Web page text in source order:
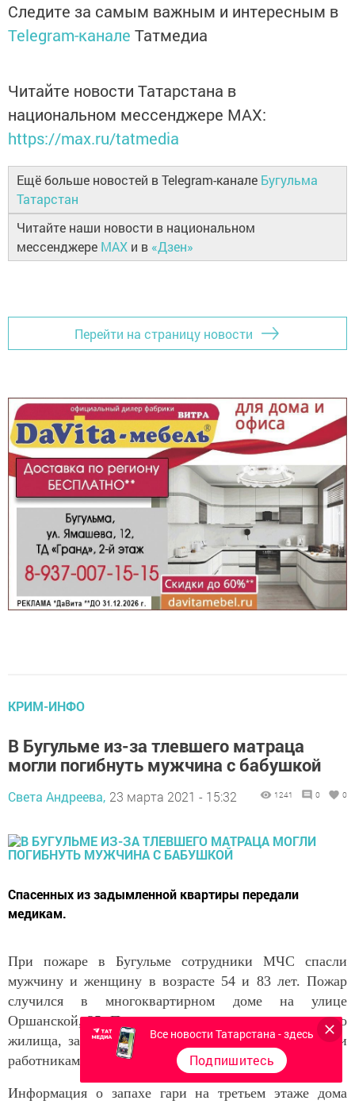
Следите за самым важным и интересным в
Telegram-канале Татмедиа
Читайте новости Татарстана в
национальном мессенджере MАХ:
https://max.ru/tatmedia
Ещё больше новостей в Telegram-канале Бугульма
Татарстан
Читайте наши новости в национальном
мессенджере MAX и в «Дзен»
Перейти на страницу новости
КРИМ-ИНФО
В Бугульме из-за тлевшего матраца
могли погибнуть мужчина с бабушкой
Света Андреева, 23 марта 2021 - 15:32 1241 0 0
Спасенных из задымленной квартиры передали
медикам.
При пожаре в Бугульме сотрудники МЧС спасли
мужчину и женщину в возрасте 54 и 83 лет. Пожар
случился в многоквартирном доме на улице
Оршанской, 35. Погорельцев вывели из задымленного
жилища, задействовав маски спасаемого, и передали
работникам «скорой».
Информация о запахе гари на третьем этаже дома
Все новости Татарстана - здесь
Подпишитесь